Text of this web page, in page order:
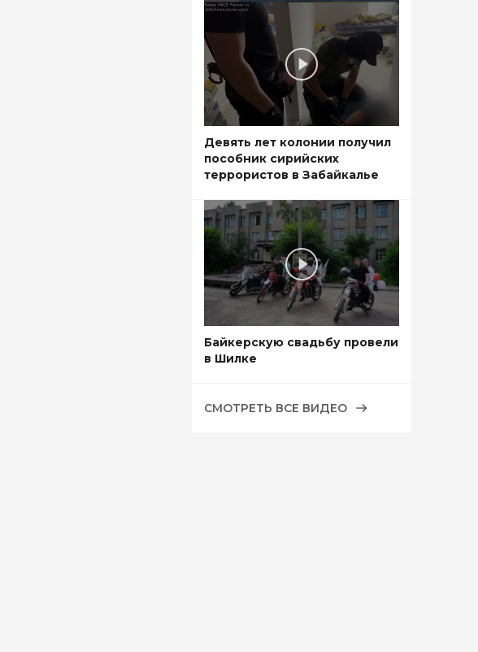
Девять лет колонии получил
пособник сирийских
террористов в Забайкалье
Байкерскую свадьбу провели
в Шилке
СМОТРЕТЬ ВСЕ ВИДЕО